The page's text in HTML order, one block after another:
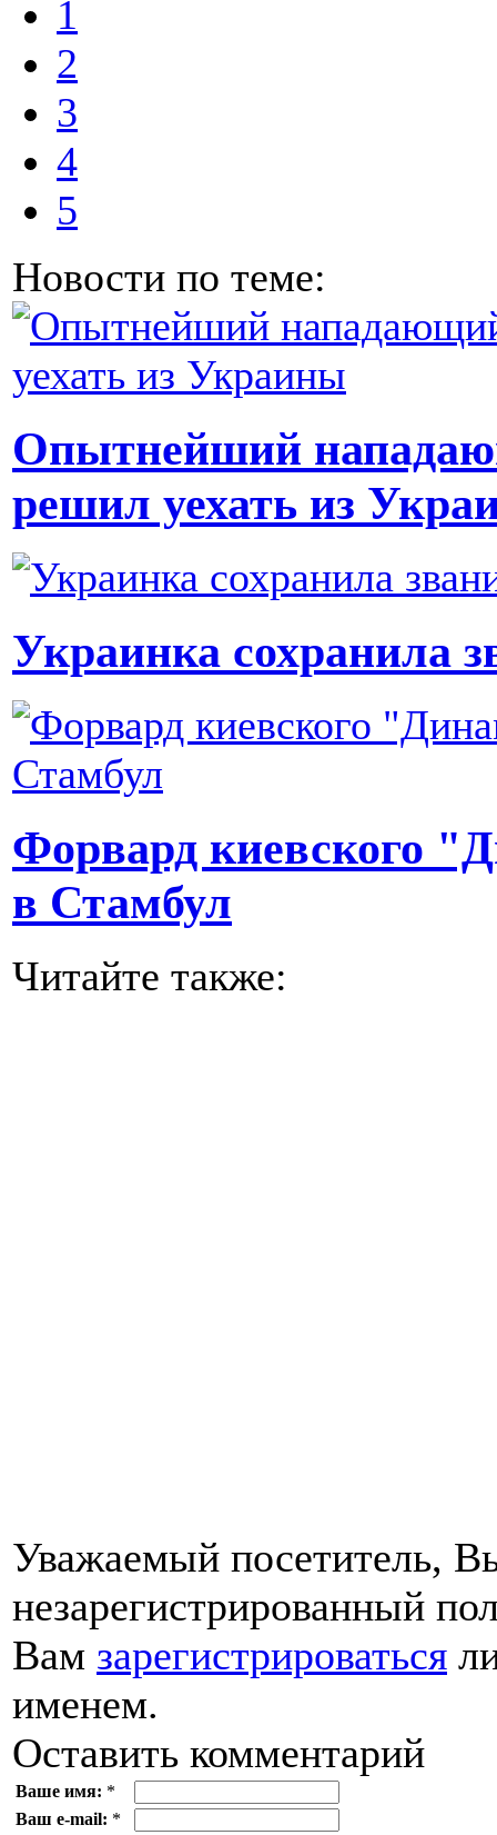
1
2
3
4
5
Новости по теме:
Опытнейший
решил уехать из
Украинка сохранила
Форвард киевского
в Стамбул
Читайте также:
Уважаемый посетитель,
незарегистрированный
Вам зарегистрироваться
именем.
Оставить комментарий
Ваше имя: *
Ваш e-mail: *